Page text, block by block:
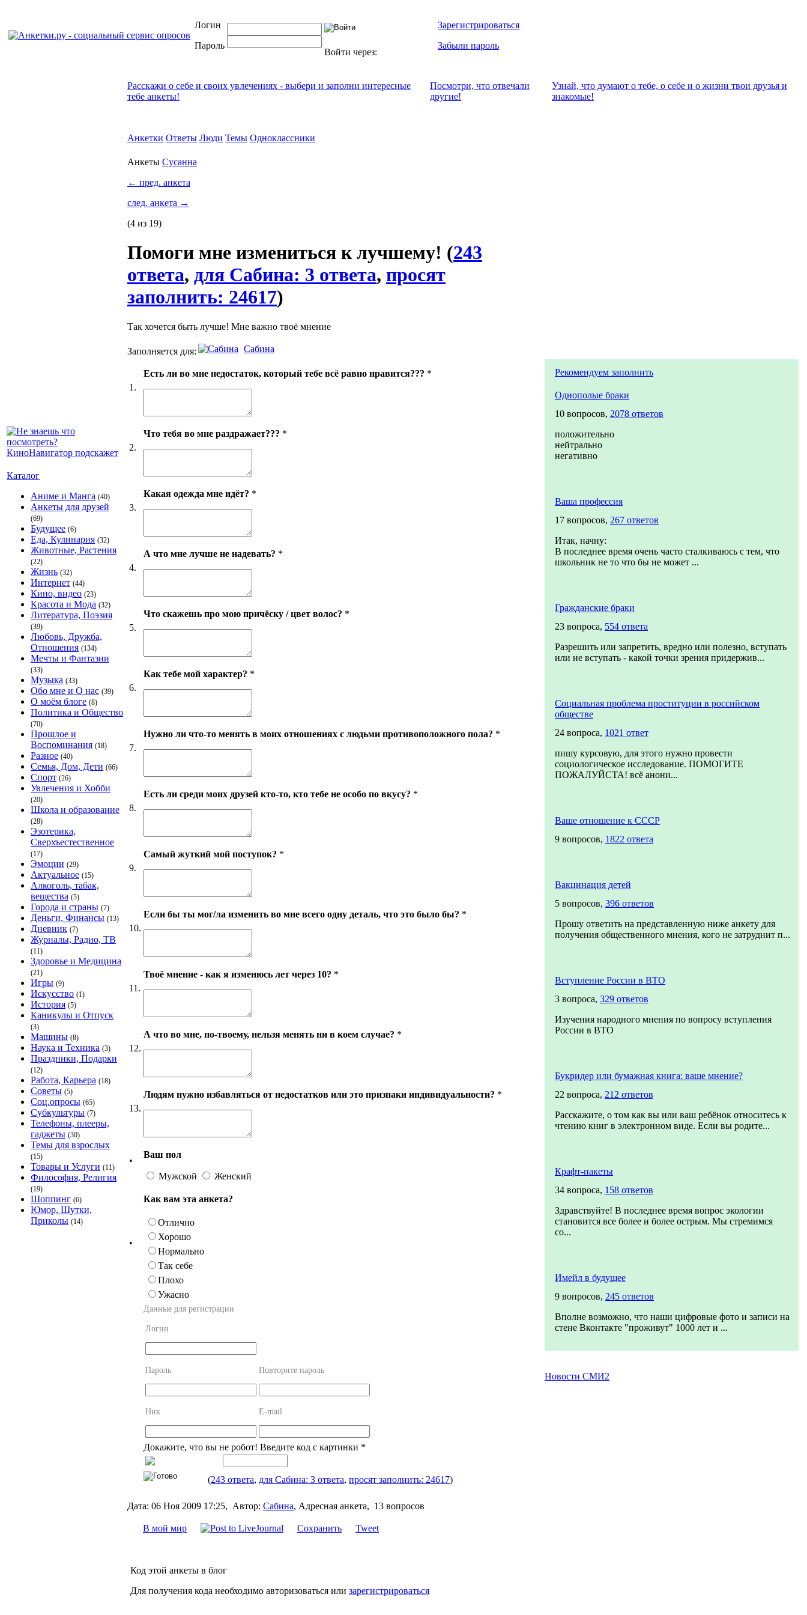
Логин
Пароль
Войти через:
Зарегистрироваться
Забыли пароль
Каталог
Аниме и Манга (40)
Анкеты для друзей
(69)
Будущее (6)
Еда, Кулинария (32)
Животные, Растения
(22)
Жизнь (32)
Интернет (44)
Кино, видео (23)
Красота и Мода (32)
Литература, Поэзия
(39)
Любовь, Дружба,
Отношения (134)
Мечты и Фантазии
(33)
Музыка (33)
Обо мне и О нас (39)
О моём блоге (8)
Политика и Общество
(70)
Прошлое и
Воспоминания (18)
Разное (40)
Семья, Дом, Дети (66)
Спорт (26)
Увлечения и Хобби
(20)
Школа и образование
(28)
Эзотерика,
Сверхъестественное
(17)
Эмоции (29)
Актуальное (15)
Алкоголь, табак,
вещества (5)
Города и страны (7)
Деньги, Финансы (13)
Дневник (7)
Журналы, Радио, ТВ
(11)
Здоровье и Медицина
(21)
Игры (9)
Искусство (1)
История (5)
Каникулы и Отпуск
(3)
Машины (8)
Наука и Техника (3)
Праздники, Подарки
(12)
Работа, Карьера (18)
Советы (5)
Соц.опросы (65)
Субкультуры (7)
Телефоны, плееры,
гаджеты (30)
Темы для взрослых
(15)
Товары и Услуги (11)
Философия, Религия
(19)
Шоппинг (6)
Юмор, Шутки,
Приколы (14)
Расскажи о себе и своих увлечениях - выбери и заполни интересные
тебе анкеты!
Посмотри, что отвeчали
другие!
Узнай, что думают о тебе, о себе и о жизни твои друзья и
знакомые!
Анкетки Ответы Люди Темы Одноклассники
Анкеты Сусанна
← пред. анкета
след. анкета →
(4 из 19)
Помоги мне измениться к лучшему! (243
ответа, для Сабина: 3 ответа, просят
заполнить: 24617)
Так хочется быть лучше! Мне важно твоё мнение
Заполняется для: Сабина
1.
Есть ли во мне недостаток, который тебе всё равно нравится??? *
2.
Что тебя во мне раздражает??? *
3.
Какая одежда мне идёт? *
4.
А что мне лучше не надевать? *
5.
Что скажешь про мою причёску / цвет волос? *
6.
Как тебе мой характер? *
7.
Нужно ли что-то менять в моих отношениях с людьми противоположного пола? *
8.
Есть ли среди моих друзей кто-то, кто тебе не особо по вкусу? *
9.
Самый жуткий мой поступок? *
10.
Если бы ты мог/ла изменить во мне всего одну деталь, что это было бы? *
11.
Твоё мнение - как я изменюсь лет через 10? *
12.
А что во мне, по-твоему, нельзя менять ни в коем случае? *
13.
Людям нужно избавляться от недостатков или это признаки индивидуальности? *
•
Ваш пол
Мужской Женский
•
Как вам эта анкета?
Отлично
Хорошо
Нормально
Так себе
Плохо
Ужасно
Данные для регистрации
Логин
Пароль Повторите пароль
Ник E-mail
Докажите, что вы не робот! Введите код с картинки *
(243 ответа, для Сабина: 3 ответа, просят заполнить: 24617)
Дата: 06 Ноя 2009 17:25, Автор: Сабина, Адресная анкета, 13 вопросов
В мой мир Сохранить Tweet
Код этой анкеты в блог
Для получения кода необходимо авторизоваться или зарегистрироваться
Рекомендуем заполнить
Однополые браки
10 вопросов, 2078 ответов
положительно
нейтрально
негативно
Ваша профессия
17 вопросов, 267 ответов
Итак, начну:
В последнее время очень часто сталкиваюсь с тем, что
школьник не то что бы не может ...
Гражданские браки
23 вопроса, 554 ответа
Разрешить или запретить, вредно или полезно, вступать
или не вступать - какой точки зрения придержив...
Социальная проблема проституции в российском
обществе
24 вопроса, 1021 ответ
пишу курсовую, для этого нужно провести
социологическое исследование. ПОМОГИТЕ
ПОЖАЛУЙСТА! всё анони...
Ваше отношение к СССР
9 вопросов, 1822 ответа
Вакцинация детей
5 вопросов, 396 ответов
Прошу ответить на представленную ниже анкету для
получения общественного мнения, кого не затруднит п...
Вступление России в ВТО
3 вопроса, 329 ответов
Изучения народного мнения по вопросу вступления
России в ВТО
Букридер или бумажная книга: ваше мнение?
22 вопроса, 212 ответов
Расскажите, о том как вы или ваш ребёнок относитесь к
чтению книг в электронном виде. Если вы родите...
Крафт-пакеты
34 вопроса, 158 ответов
Здравствуйте! В последнее время вопрос экологии
становится все более и более острым. Мы стремимся
со...
Имейл в будущее
9 вопросов, 245 ответов
Вполне возможно, что наши цифровые фото и записи на
стене Вконтакте "проживут" 1000 лет и ...
Новости СМИ2